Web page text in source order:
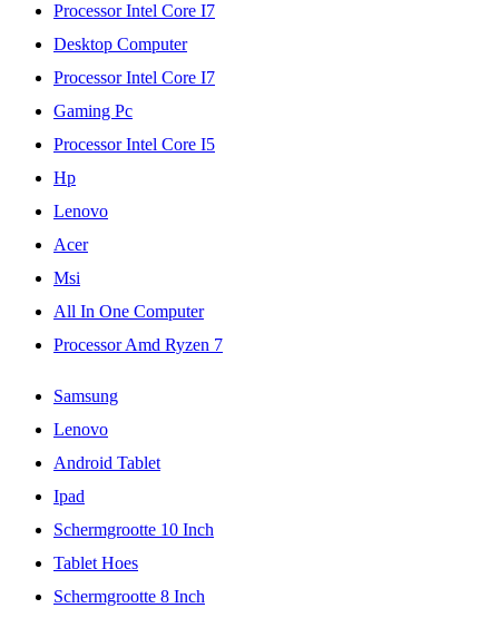
Processor Intel Core I7
Desktop Computer
Processor Intel Core I7
Gaming Pc
Processor Intel Core I5
Hp
Lenovo
Acer
Msi
All In One Computer
Processor Amd Ryzen 7
Samsung
Lenovo
Android Tablet
Ipad
Schermgrootte 10 Inch
Tablet Hoes
Schermgrootte 8 Inch